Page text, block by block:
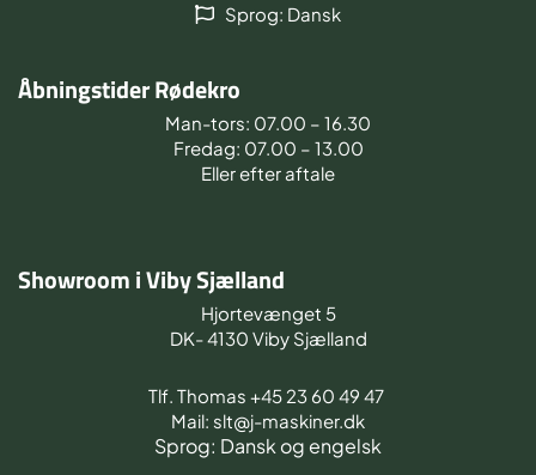
Sprog: Dansk
Åbningstider Rødekro
Man-tors: 07.00 – 16.30
Fredag: 07.00 – 13.00
Eller efter aftale
Showroom i Viby Sjælland
Hjortevænget 5
DK- 4130 Viby Sjælland
Tlf. Thomas +45 23 60 49 47
Mail: slt@j-maskiner.dk
Sprog: Dansk og engelsk